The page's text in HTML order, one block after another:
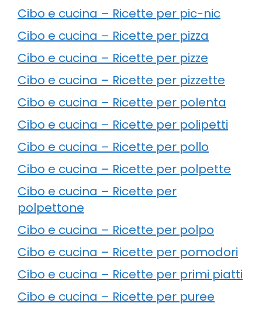
Cibo e cucina – Ricette per pic-nic
Cibo e cucina – Ricette per pizza
Cibo e cucina – Ricette per pizze
Cibo e cucina – Ricette per pizzette
Cibo e cucina – Ricette per polenta
Cibo e cucina – Ricette per polipetti
Cibo e cucina – Ricette per pollo
Cibo e cucina – Ricette per polpette
Cibo e cucina – Ricette per
polpettone
Cibo e cucina – Ricette per polpo
Cibo e cucina – Ricette per pomodori
Cibo e cucina – Ricette per primi piatti
Cibo e cucina – Ricette per puree